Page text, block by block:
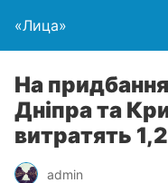
«Лица»
На
Дніпра та
витратять
admin